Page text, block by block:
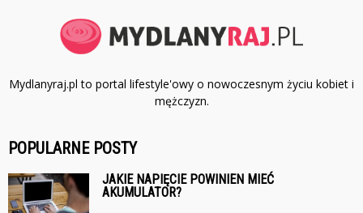
Mydlanyraj.pl to portal lifestyle'owy o nowoczesnym życiu kobiet i
mężczyzn.
POPULARNE POSTY
JAKIE NAPIĘCIE POWINIEN MIEĆ
AKUMULATOR?